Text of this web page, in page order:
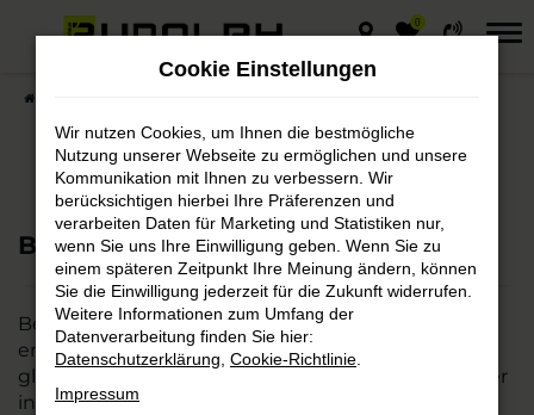
Zum
0
Bewerbungsformular:
Beim Autohaus Rudolph sind motivierte und
engagierte Talente immer willkommen – ganz
gleich, ob im Verkauf, Service, in der Werkstatt oder
in der Verwaltung. Zeigen Sie uns, warum gerade
Cookie Einstellungen
Wir nutzen Cookies, um Ihnen die bestmögliche
Nutzung unserer Webseite zu ermöglichen und unsere
Kommunikation mit Ihnen zu verbessern. Wir
berücksichtigen hierbei Ihre Präferenzen und
verarbeiten Daten für Marketing und Statistiken nur,
wenn Sie uns Ihre Einwilligung geben. Wenn Sie zu
einem späteren Zeitpunkt Ihre Meinung ändern, können
Sie die Einwilligung jederzeit für die Zukunft widerrufen.
Weitere Informationen zum Umfang der
Datenverarbeitung finden Sie hier:
Datenschutzerklärung Cookie-Richtlinie
Impressum